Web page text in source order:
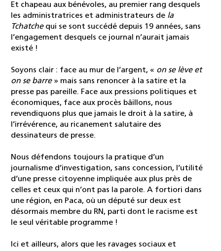
Et chapeau aux bénévoles, au premier rang desquels
les administratrices et administrateurs de la
Tchatchequi se sont succédé depuis 19 années, sans
l’engagement desquels ce journal n’aurait jamais
existé !
Soyons clair : face au mur de l’argent, « on se lève et
on se barre» mais sans renoncer à la satire et la
presse pas pareille. Face aux pressions politiques et
économiques, face aux procès bâillons, nous
revendiquons plus que jamais le droit à la satire, à
l’irrévérence, au ricanement salutaire des
dessinateurs de presse.
Nous défendons toujours la pratique d’un
journalisme d’investigation, sans concession, l’utilité
d’une presse citoyenne impliquée aux plus près de
celles et ceux qui n’ont pas la parole. A fortiori dans
une région, en Paca, où un député sur deux est
désormais membre du RN, parti dont le racisme est
le seul véritable programme !
Ici et ailleurs, alors que les ravages sociaux et